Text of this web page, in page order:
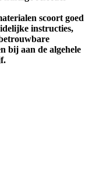
scoort goed
instructies,
bij aan de algehele